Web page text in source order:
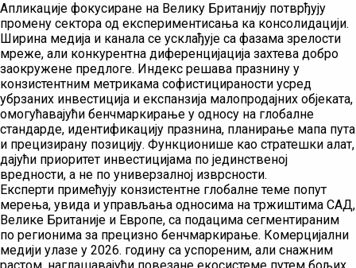
Апликације фокусиране на Велику Британију потврђују
промену сектора од експериментисања ка консолидацији.
Ширина медија и канала се усклађује са фазама зрелости
мреже, али конкурентна диференцијација захтева добро
заокружене предлоге. Индекс решава празнину у
конзистентним метрикама софистицираности усред
убрзаних инвестиција и експанзија малопродајних објеката,
омогућавајући бенчмаркирање у односу на глобалне
стандарде, идентификацију празнина, планирање мапа пута
и прецизирану позицију. Функционише као стратешки алат,
дајући приоритет инвестицијама по јединственој
вредности, а не по универзалној изврсности.
Експерти примећују конзистентне глобалне теме попут
мерења, увида и управљања односима на тржиштима САД,
Велике Британије и Европе, са подацима сегментираним
по регионима за прецизно бенчмаркирање. Комерцијални
медији улазе у 2026. годину са успореним, али снажним